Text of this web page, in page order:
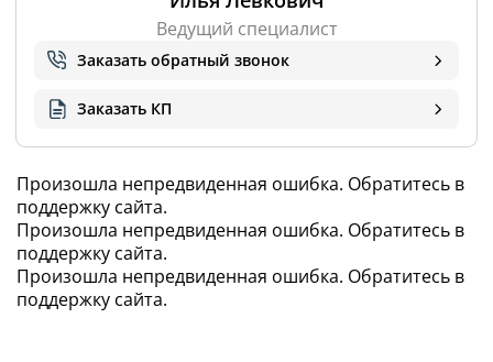
Ведущий специалист
Заказать обратный звонок
Заказать КП
Произошла непредвиденная ошибка. Обратитесь в
поддержку сайта.
Произошла непредвиденная ошибка. Обратитесь в
поддержку сайта.
Произошла непредвиденная ошибка. Обратитесь в
поддержку сайта.